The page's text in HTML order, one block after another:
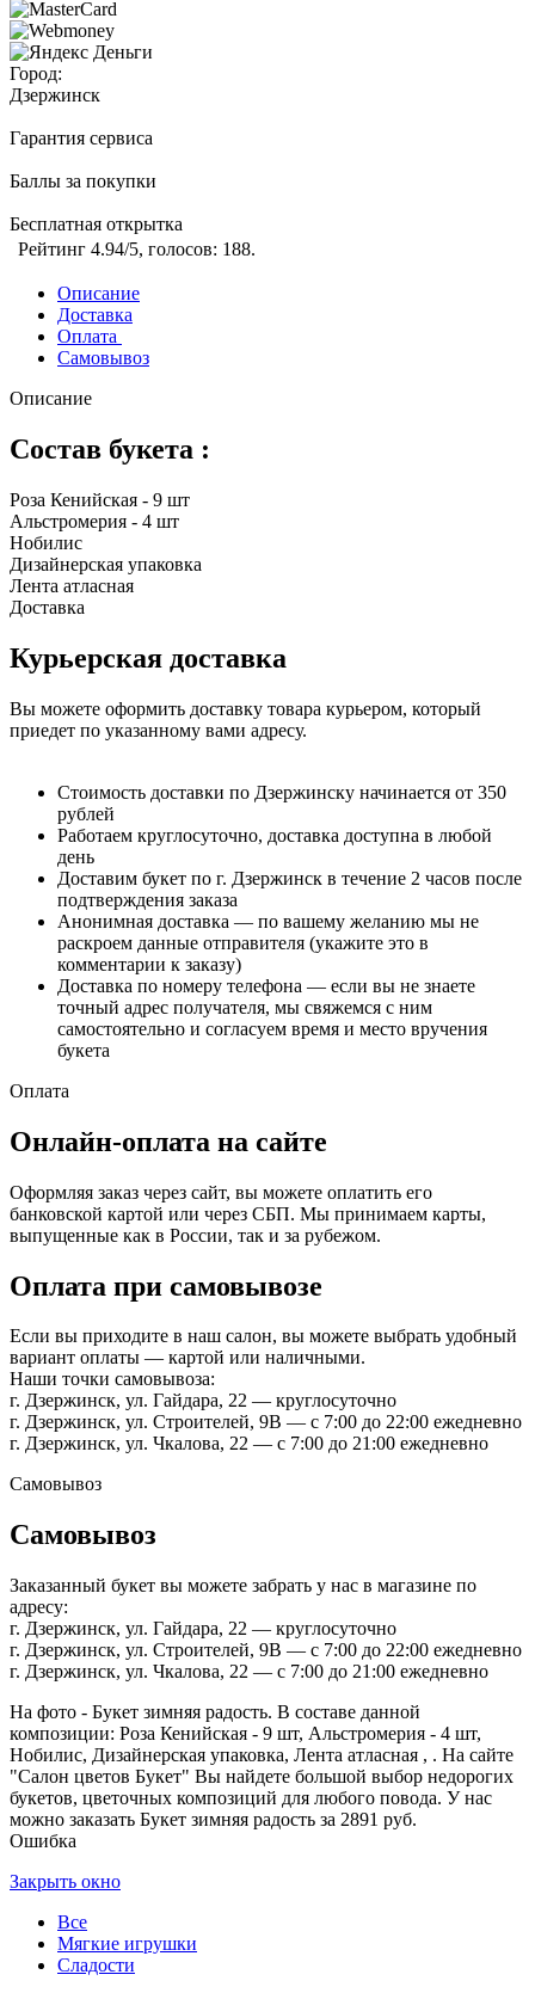
Город:
Дзержинск
Гарантия сервиса
Баллы за покупки
Бесплатная открытка
Рейтинг 4.94/5, голосов: 188.
Описание
Доставка
Оплата
Самовывоз
Описание
Состав букета :
Роза Кенийская - 9 шт
Альстромерия - 4 шт
Нобилис
Дизайнерская упаковка
Лента атласная
Доставка
Курьерская доставка
Вы можете оформить доставку товара курьером, который
приедет по указанному вами адресу.
Стоимость доставки по Дзержинску начинается от 350
рублей
Работаем круглосуточно, доставка доступна в любой
день
Доставим букет по г. Дзержинск в течение 2 часов после
подтверждения заказа
Анонимная доставка — по вашему желанию мы не
раскроем данные отправителя (укажите это в
комментарии к заказу)
Доставка по номеру телефона — если вы не знаете
точный адрес получателя, мы свяжемся с ним
самостоятельно и согласуем время и место вручения
букета
Оплата
Онлайн-оплата на сайте
Оформляя заказ через сайт, вы можете оплатить его
банковской картой или через СБП. Мы принимаем карты,
выпущенные как в России, так и за рубежом.
Оплата при самовывозе
Если вы приходите в наш салон, вы можете выбрать удобный
вариант оплаты — картой или наличными.
Наши точки самовывоза:
г. Дзержинск, ул. Гайдара, 22 — круглосуточно
г. Дзержинск, ул. Строителей, 9В — с 7:00 до 22:00 ежедневно
г. Дзержинск, ул. Чкалова, 22 — с 7:00 до 21:00 ежедневно
Самовывоз
Самовывоз
Заказанный букет вы можете забрать у нас в магазине по
адресу:
г. Дзержинск, ул. Гайдара, 22 — круглосуточно
г. Дзержинск, ул. Строителей, 9В — с 7:00 до 22:00 ежедневно
г. Дзержинск, ул. Чкалова, 22 — с 7:00 до 21:00 ежедневно
На фото - Букет зимняя радость. В составе данной
композиции: Роза Кенийская - 9 шт, Альстромерия - 4 шт,
Нобилис, Дизайнерская упаковка, Лента атласная , . На сайте
"Салон цветов Букет" Вы найдете большой выбор недорогих
букетов, цветочных композиций для любого повода. У нас
можно заказать Букет зимняя радость за 2891 руб.
Ошибка
Закрыть окно
Все
Мягкие игрушки
Сладости